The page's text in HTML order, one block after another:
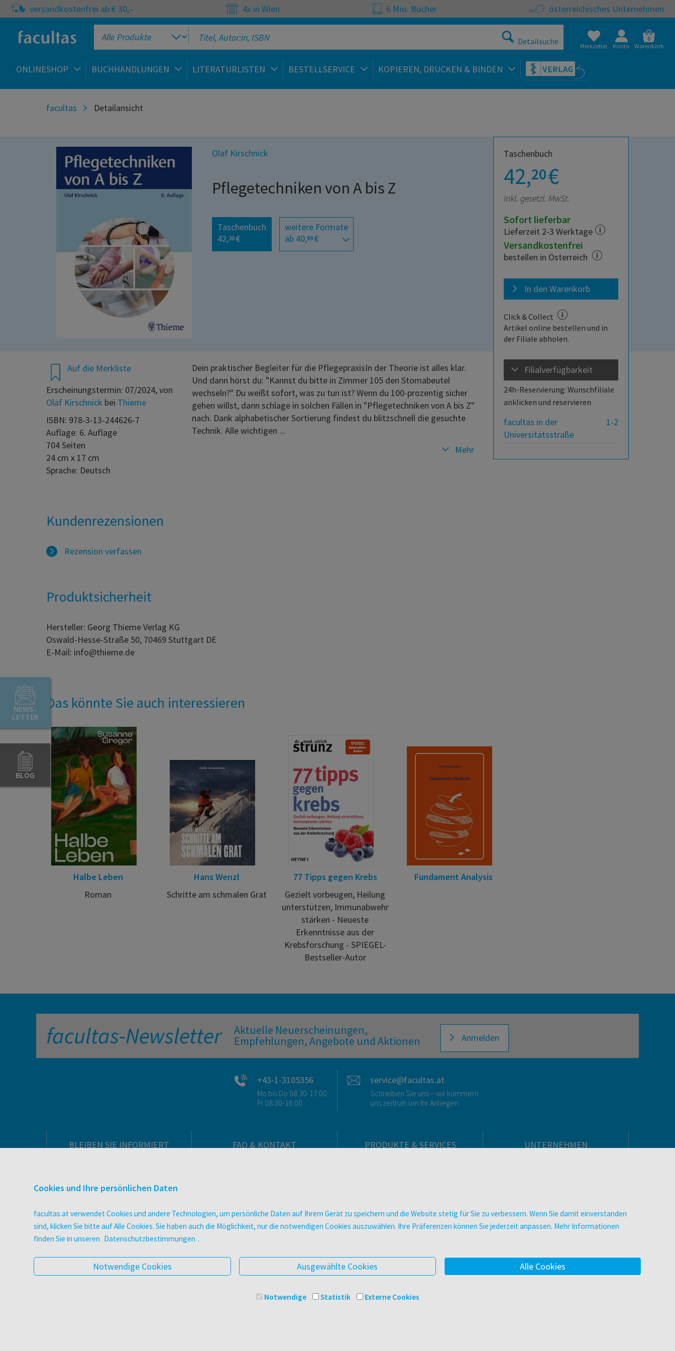
NEWS-
LETTER
BLOG
versandkostenfrei ab € 30,– 4x in Wien 6 Mio. Bücher österreichisches Unternehmen
Detailsuche Merkzettel Konto
0
Warenkorb
ONLINESHOP BUCHHANDLUNGEN LITERATURLISTEN BESTELLSERVICE KOPIEREN, DRUCKEN & BINDEN
facultas Detailansicht
Olaf Kirschnick
Pflegetechniken von A bis Z
Taschenbuch
42,20 €
weitere Formate
ab 40,99 €
Taschenbuch
42,20€
inkl. gesetzl. MwSt.
Sofort lieferbar
Lieferzeit 2-3 Werktage
Versandkostenfrei
bestellen in Österreich
In den Warenkorb
Click & Collect
Artikel online bestellen und in
der Filiale abholen.
Filialverfügbarkeit
24h-Reservierung: Wunschfiliale
anklicken und reservieren
1-2
facultas in der
Universitätsstraße
Auf die Merkliste
Erscheinungstermin: 07/2024, von
Olaf Kirschnick bei Thieme
ISBN: 978-3-13-244626-7
Auflage: 6. Auflage
704 Seiten
24 cm x 17 cm
Sprache: Deutsch
Dein praktischer Begleiter für die PflegepraxisIn der Theorie ist alles klar.
Und dann hörst du: "Kannst du bitte in Zimmer 105 den Stomabeutel
wechseln?" Du weißt sofort, was zu tun ist? Wenn du 100-prozentig sicher
gehen willst, dann schlage in solchen Fällen in "Pflegetechniken von A bis Z"
nach. Dank alphabetischer Sortierung findest du blitzschnell die gesuchte
Technik. Alle wichtigen ...
Mehr
Kundenrezensionen
Rezension verfassen
Produktsicherheit
Hersteller: Georg Thieme Verlag KG
Oswald-Hesse-Straße 50, 70469 Stuttgart DE
E-Mail: info@thieme.de
Das könnte Sie auch interessieren
Halbe Leben
Roman
Hans Wenzl
Schritte am schmalen Grat
77 Tipps gegen Krebs
Gezielt vorbeugen, Heilung
unterstützen, Immunabwehr
stärken - Neueste
Erkenntnisse aus der
Krebsforschung - SPIEGEL-
Bestseller-Autor
Fundament Analysis
facultas-Newsletter Aktuelle Neuerscheinungen,
Empfehlungen, Angebote und Aktionen Anmelden
+43-1-3105356
Mo bis Do 08:30-17:00
Fr 08:30-16:00
service@facultas.at
Schreiben Sie uns – wir kümmern
uns zeitnah um Ihr Anliegen.
BLEIBEN SIE INFORMIERT
Veranstaltungen
Literaturlisten
facultas Club
Blog facultas.studiert
FAQ & KONTAKT
Ansprechpartner:innen
So finden Sie uns
PRODUKTE & SERVICES
Druckerei facultas druckt.
Kopierservice
UNTERNEHMEN
Datenschutz & Cookies
AGB
© 2025 Facultas Verlags- und Buchhandels AG
Cookies und Ihre persönlichen Daten
facultas.at verwendet Cookies und andere Technologien, um persönliche Daten auf Ihrem Gerät zu speichern und die Website stetig für Sie zu verbessern. Wenn Sie damit einverstanden
sind, klicken Sie bitte auf Alle Cookies. Sie haben auch die Möglichkeit, nur die notwendigen Cookies auszuwählen. Ihre Präferenzen können Sie jederzeit anpassen. Mehr Informationen
finden Sie in unseren Datenschutzbestimmungen .
Notwendige Cookies Ausgewählte Cookies Alle Cookies
Notwendige Statistik Externe Cookies